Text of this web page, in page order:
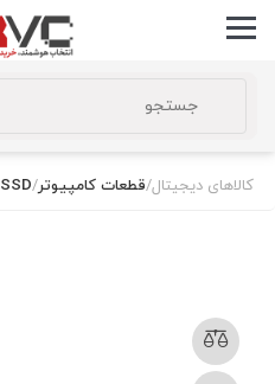
کالاهای دیجیتال/قطعات کامپیوتر/
SSD